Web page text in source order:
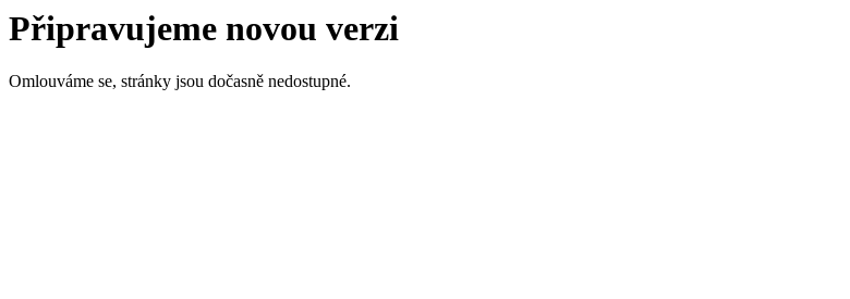
Připravujeme novou verzi
Omlouváme se, stránky jsou dočasně nedostupné.